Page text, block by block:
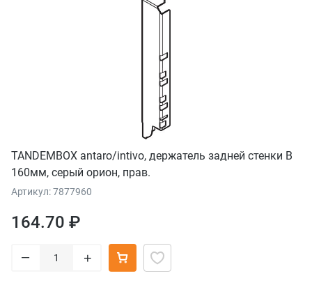
TANDEMBOX antaro/intivo, держатель задней стенки B
160мм, серый орион, прав.
Артикул: 7877960
164.70 ₽
– +